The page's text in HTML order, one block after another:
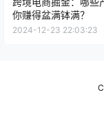
你赚得盆满钵满？
2024-12-23 22:03:23